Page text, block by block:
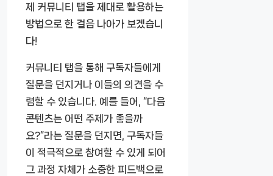
제 커뮤니티 탭을 제대로 활용하는
방법으로 한 걸음 나아가 보겠습니
다!
커뮤니티 탭을 통해 구독자들에게
질문을 던지거나 이들의 의견을 수
렴할 수 있습니다. 예를 들어, “다음
콘텐츠는 어떤 주제가 좋을까
요?”라는 질문을 던지면, 구독자들
이 적극적으로 참여할 수 있게 되어
그 과정 자체가 소중한 피드백으로